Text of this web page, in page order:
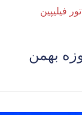
تور فیلیپین